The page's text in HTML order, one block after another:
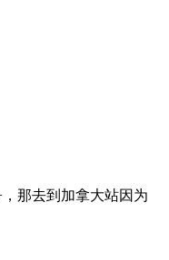
那去到加拿大站因为